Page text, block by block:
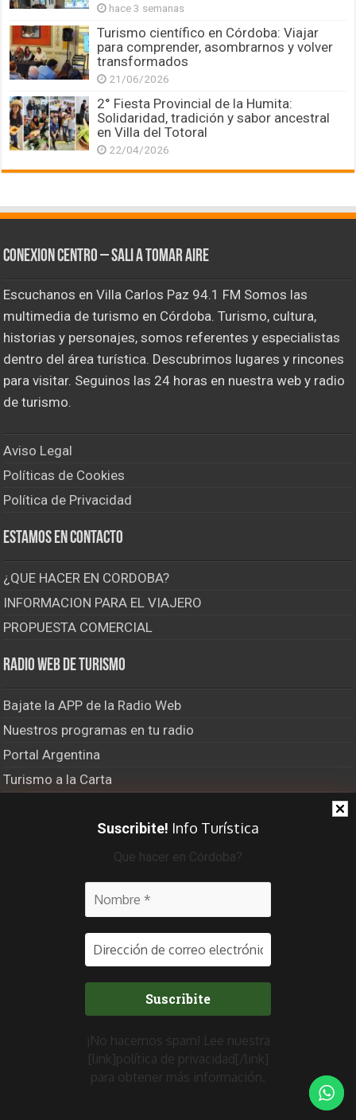
Suscribite! Info Turística
Que hacer en Córdoba?
¡No hacemos spam! Lee nuestra
[link]política de privacidad[/link]
para obtener más información.
hace 3 semanas
Turismo científico en Córdoba: Viajar
para comprender, asombrarnos y volver
transformados
21/06/2026
2° Fiesta Provincial de la Humita:
Solidaridad, tradición y sabor ancestral
en Villa del Totoral
22/04/2026
CONEXION CENTRO – Sali a tomar aire
Escuchanos en Villa Carlos Paz 94.1 FM Somos las
multimedia de turismo en Córdoba. Turismo, cultura,
historias y personajes, somos referentes y especialistas
dentro del área turística. Descubrimos lugares y rincones
para visitar. Seguinos las 24 horas en nuestra web y radio
de turismo.
Aviso Legal
Políticas de Cookies
Política de Privacidad
Estamos en contacto
¿QUE HACER EN CORDOBA?
INFORMACION PARA EL VIAJERO
PROPUESTA COMERCIAL
Radio Web de Turismo
Bajate la APP de la Radio Web
Nuestros programas en tu radio
Portal Argentina
Turismo a la Carta
Viajero Frecuente Radio
Recibí info turística